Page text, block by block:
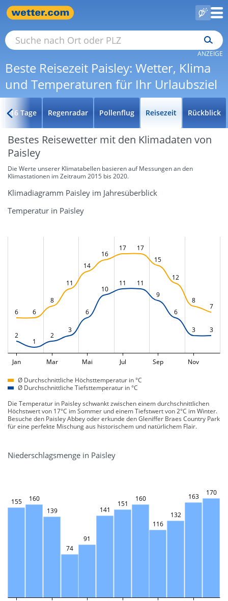
Beste Reisezeit Paisley: Wetter, Klima
und Temperaturen für Ihr Urlaubsziel
ANZEIGE
16 Tage Regenradar Pollenflug Reisezeit Rückblick
Bestes Reisewetter mit den Klimadaten von
Paisley
Die Werte unserer Klimatabellen basieren auf Messungen an den
Klimastationen im Zeitraum 2015 bis 2020.
Klimadiagramm Paisley im Jahresüberblick
Temperatur in Paisley
6 6
8
11
14
16
17
17
15
12
8
7
2
1
2
3
6
10
11
11
9
6
3 3
Jan Mar Mai Jul Sep Nov
Ø Durchschnittliche Höchsttemperatur in °C
Ø Durchschnittliche Tiefsttemperatur in °C
Die Temperatur in Paisley schwankt zwischen einem durchschnittlichen
Höchstwert von 17°C im Sommer und einem Tiefstwert von 2°C im Winter.
Besuche den Paisley Abbey oder erkunde den Gleniffer Braes Country Park
für eine perfekte Mischung aus historischem und natürlichem Flair.
Niederschlagsmenge in Paisley
155
160
139
74
91
141
151
160
116
132
163 170